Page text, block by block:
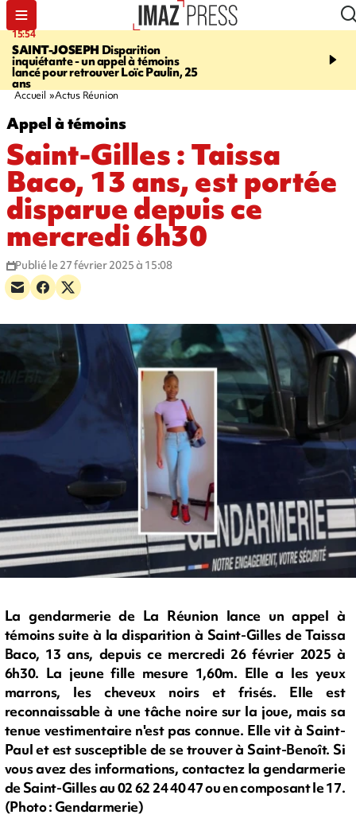
15:54
SAINT-JOSEPH Disparition
inquiétante - un appel à témoins
lancé pour retrouver Loïc Paulin, 25
ans
17:52
dimanche pour
Accueil Actus Réunion
Appel à témoins
Saint-Gilles : Taissa
Baco, 13 ans, est portée
disparue depuis ce
mercredi 6h30
Publié le 27 février 2025 à 15:08
La gendarmerie de La Réunion lance un appel à
témoins suite à la disparition à Saint-Gilles de Taissa
Baco, 13 ans, depuis ce mercredi 26 février 2025 à
6h30. La jeune fille mesure 1,60m. Elle a les yeux
marrons, les cheveux noirs et frisés. Elle est
reconnaissable à une tâche noire sur la joue, mais sa
tenue vestimentaire n'est pas connue. Elle vit à Saint-
Paul et est susceptible de se trouver à Saint-Benoît. Si
vous avez des informations, contactez la gendarmerie
de Saint-Gilles au 02 62 24 40 47 ou en composant le 17.
(Photo : Gendarmerie)